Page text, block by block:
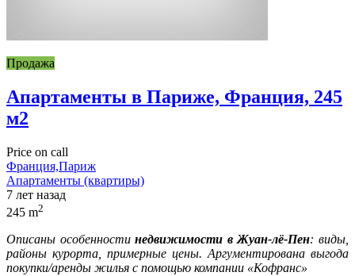
Продажа
Апартаменты в Париже, Франция, 245
м2
Price on call
Франция,Париж
Апартаменты (квартиры)
7 лет назад
245 m2
Описаны особенностинедвижимости вЖуан-лё-Пен: виды,
районы курорта, примерные цены. Аргументирована выгода
покупки/аренды жилья с помощью компании «Кофранс»